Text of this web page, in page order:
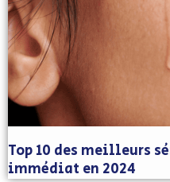
Top 10 des meilleurs
immédiat en 2024